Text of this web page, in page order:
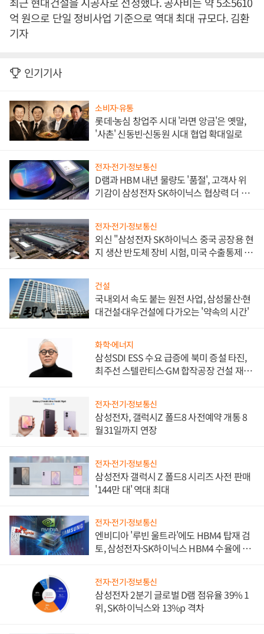
억 원으로 단일 정비사업 기준으로 역대 최대 규모다. 김환
기자
인기기사
소비자·유통
롯데·농심 창업주 시대 '라면 앙금'은 옛말,
'사촌' 신동빈·신동원 시대 협업 확대일로
전자·전기·정보통신
D램과 HBM 내년 물량도 '품절', 고객사 위
기감이 삼성전자 SK하이닉스 협상력 더 키
전자·전기·정보통신
외신 "삼성전자 SK하이닉스 중국 공장용 현
지 생산 반도체 장비 시험, 미국 수출통제 대
건설
국내외서 속도 붙는 원전 사업, 삼성물산·현
대건설·대우건설에 다가오는 '약속의 시간'
화학·에너지
삼성SDI ESS 수요 급증에 북미 증설 타진,
최주선 스텔란티스·GM 합작공장 건설 재추
전자·전기·정보통신
삼성전자, 갤럭시Z 폴드8 사전예약 개통 8
월31일까지 연장
전자·전기·정보통신
삼성전자 갤럭시 Z 폴드8 시리즈 사전 판매
'144만 대' 역대 최대
전자·전기·정보통신
엔비디아 '루빈 울트라'에도 HBM4 탑재 검
토, 삼성전자·SK하이닉스 HBM4 수율에 주
전자·전기·정보통신
삼성전자 2분기 글로벌 D램 점유율 39% 1
위, SK하이닉스와 13%p 격차